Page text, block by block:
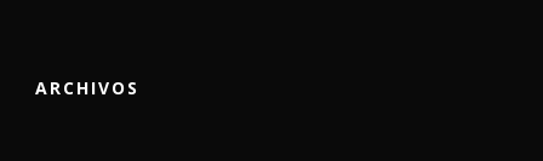
ARCHIVOS